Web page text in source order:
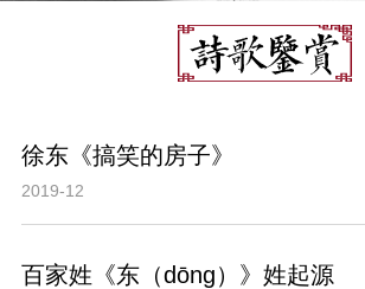
徐东《搞笑的房子》
2019-12
百家姓《东（dōng）》姓起源